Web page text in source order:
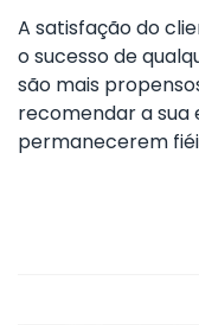
A satisfação do
o sucesso de
são mais
recomendar a sua
permanecerem